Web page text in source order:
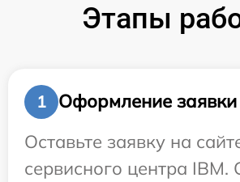
Этапы
1
Оформление заявки
Оставьте заявку на
сервисного центра IBM.